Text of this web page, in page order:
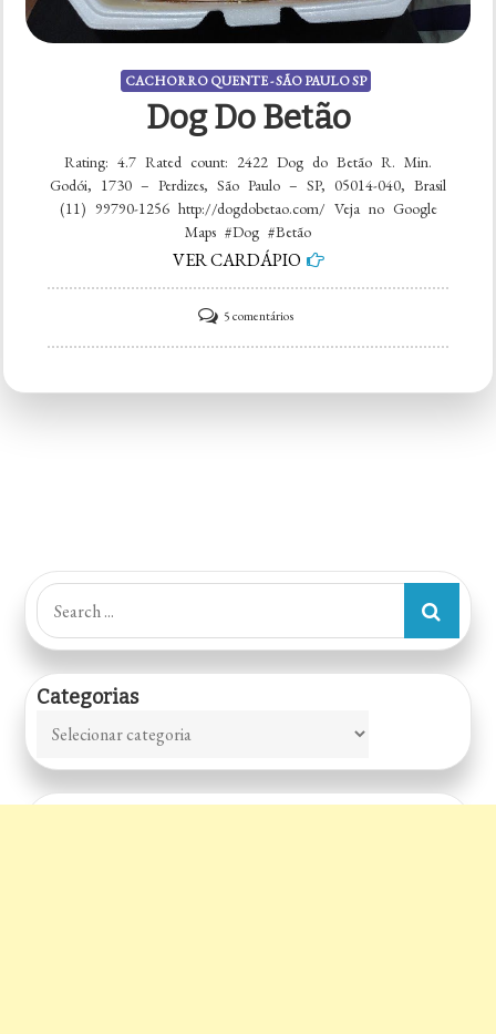
CACHORRO QUENTE - SÃO PAULO SP
Dog Do Betão
Rating: 4.7 Rated count: 2422 Dog do Betão R. Min.
Godói, 1730 – Perdizes, São Paulo – SP, 05014-040, Brasil
(11) 99790-1256 http://dogdobetao.com/ Veja no Google
Maps #Dog #Betão
VER CARDÁPIO
5 comentáriosem
Dog
Search
for:
Categorias
Categorias